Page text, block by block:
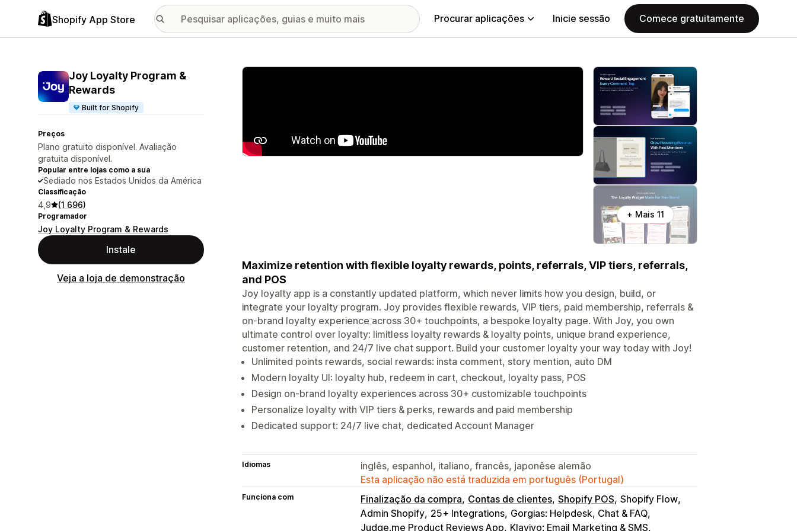
Shopify App Store Procurar aplicações Inicie sessão Comece gratuitamente
Joy Loyalty Program &
Rewards
Built for Shopify
Preços
Plano gratuito disponível. Avaliação
gratuita disponível.
Popular entre lojas como a sua
Sediado nos Estados Unidos da América
Classificação
4,9 (1 696)
Programador
Joy Loyalty Program & Rewards
Instale
Veja a loja de demonstração
Galeria de imagens em destaque
+ Mais 11
Maximize retention with flexible loyalty rewards, points, referrals, VIP tiers, referrals,
and POS
Joy loyalty app is a constantly updated platform, which never limits how you design, build, or
integrate your loyalty program. Joy provides flexible rewards, VIP tiers, paid membership, referrals &
on-brand loyalty experience across 30+ touchpoints, a bespoke loyalty page. With Joy, you own
ultimate control over loyalty: limitless loyalty rewards & loyalty points, unique brand experience,
customer retention, and 24/7 live chat support. Build your customer loyalty your way today with Joy!
Unlimited points rewards, social rewards: insta comment, story mention, auto DM
Modern loyalty UI: loyalty hub, redeem in cart, checkout, loyalty pass, POS
Design on-brand loyalty experiences across 30+ customizable touchpoints
Personalize loyalty with VIP tiers & perks, rewards and paid membership
Dedicated support: 24/7 live chat, dedicated Account Manager
Idiomas
inglês, espanhol, italiano, francês, japonêse alemão
Esta aplicação não está traduzida em português (Portugal)
Funciona com Finalização da compra Contas de clientes Shopify POS Shopify Flow
Admin Shopify 25+ Integrations Gorgias: Helpdesk, Chat & FAQ
Judge.me Product Reviews App Klaviyo: Email Marketing & SMS